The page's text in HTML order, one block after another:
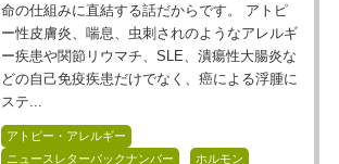
命の仕組みに直結する話だからです。 アトピ
ー性皮膚炎、喘息、虫刺されのようなアレルギ
ー疾患や関節リウマチ、SLE、潰瘍性大腸炎な
どの自己免疫疾患だけでなく、癌による浮腫に
ステ...
アトピー・アレルギー
ニュースレターバックナンバー
ホルモン